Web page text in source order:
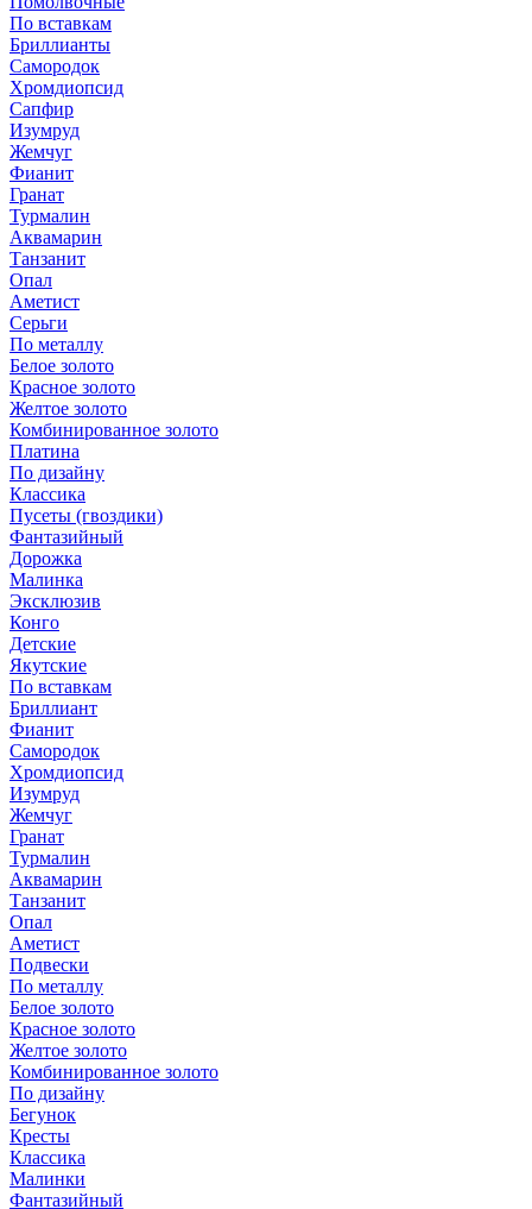
По вставкам
Бриллианты
Самородок
Хромдиопсид
Сапфир
Изумруд
Жемчуг
Фианит
Гранат
Турмалин
Аквамарин
Танзанит
Опал
Аметист
Серьги
По металлу
Белое золото
Красное золото
Желтое золото
Комбинированное золото
Платина
По дизайну
Классика
Пусеты (гвоздики)
Фантазийный
Дорожка
Малинка
Эксклюзив
Конго
Детские
Якутские
По вставкам
Бриллиант
Фианит
Самородок
Хромдиопсид
Изумруд
Жемчуг
Гранат
Турмалин
Аквамарин
Танзанит
Опал
Аметист
Подвески
По металлу
Белое золото
Красное золото
Желтое золото
Комбинированное золото
По дизайну
Бегунок
Кресты
Классика
Малинки
Фантазийный